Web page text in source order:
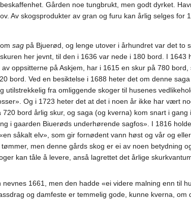
Gården noe tungbrukt, men godt dyrket.
Av skogsprodukter av gran og furu kan årlig selges for
sag på Bjuerød, og lenge utover i århundret var det to
her jevnt, til den i 1636 var nede i 180 bord. I
oppsitterne på Askjem, har i 1615 en skur på 780
bord. Ved en besiktelse i 1688 heter det om denne
utilstrekkelig fra omliggende skoger til husenes
Og i 1723 heter det at det i noen år ikke har vært
bord årlig skur, og saga (og kverna) kom snart i
i gaarden Biuerøds underhørende sagfos». I 1816
såkalt elv», som gir fornødent vann høst og vår og
men denne gårds skog er ei av noen betydning
kan tåle å levere, anså lagrettet det årlige
nevnes 1661, men den hadde «ei videre malning enn til
og damfeste er temmelig gode, kunne kverna,